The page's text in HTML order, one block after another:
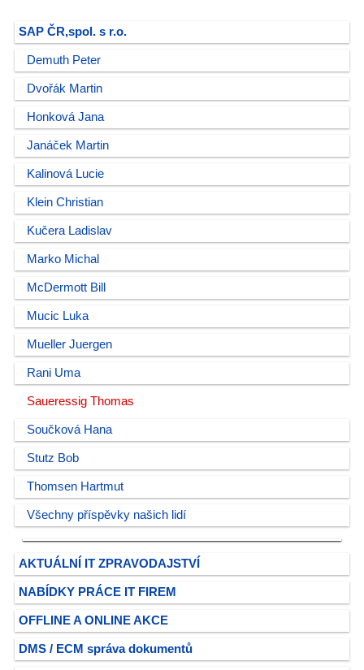
SAP ČR,spol. s r.o.
Demuth Peter
Dvořák Martin
Honková Jana
Janáček Martin
Kalinová Lucie
Klein Christian
Kučera Ladislav
Marko Michal
McDermott Bill
Mucic Luka
Mueller Juergen
Rani Uma
Saueressig Thomas
Součková Hana
Stutz Bob
Thomsen Hartmut
Všechny příspěvky našich lidí
AKTUÁLNÍ IT ZPRAVODAJSTVÍ
NABÍDKY PRÁCE IT FIREM
OFFLINE A ONLINE AKCE
DMS / ECM správa dokumentů